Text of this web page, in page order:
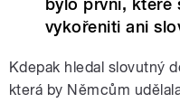
bylo první, které
vykořeniti ani
Kdepak hledal slovutný
která by Němcům